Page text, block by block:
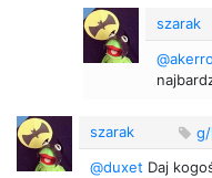
szarak
@akerro
szarak
@duxet Daj